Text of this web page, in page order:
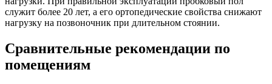
служит более 20 лет, а его ортопедические свойства снижают
нагрузку на позвоночник при длительном стоянии.
Сравнительные рекомендации по
помещениям